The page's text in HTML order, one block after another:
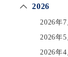
2026
2026年7
2026年5
2026年4